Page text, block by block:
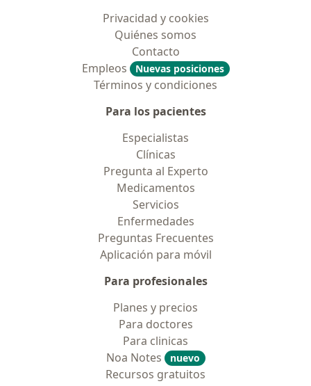
Privacidad y cookies
Quiénes somos
Contacto
Empleos
Nuevas posiciones
Términos y condiciones
Para los pacientes
Especialistas
Clínicas
Pregunta al Experto
Medicamentos
Servicios
Enfermedades
Preguntas Frecuentes
Aplicación para móvil
Para profesionales
Planes y precios
Para doctores
Para clinicas
Noa Notes
nuevo
Recursos gratuitos